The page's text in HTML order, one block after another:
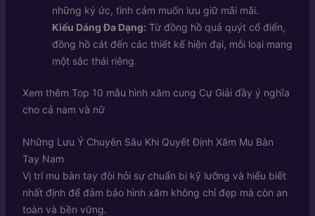
những ký ức, tình cảm muốn lưu giữ mãi mãi.
Kiểu Dáng Đa Dạng: Từ đồng hồ quả quýt cổ điển,
đồng hồ cát đến các thiết kế hiện đại, mỗi loại mang
một sắc thái riêng.
Xem thêm Top 10 mẫu hình xăm cung Cự Giải đầy ý nghĩa
cho cả nam và nữ
Những Lưu Ý Chuyên Sâu Khi Quyết Định Xăm Mu Bàn
Tay Nam
Vị trí mu bàn tay đòi hỏi sự chuẩn bị kỹ lưỡng và hiểu biết
nhất định để đảm bảo hình xăm không chỉ đẹp mà còn an
toàn và bền vững.